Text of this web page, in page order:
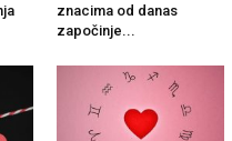
znacima od danas
započinje...